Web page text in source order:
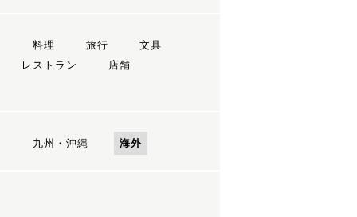
料理 旅行
文具
レストラン
店舗
九州・沖縄 海外